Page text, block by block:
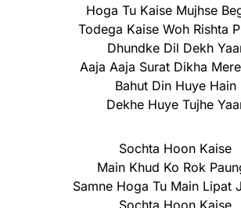
Hoga Tu Kaise Mujhse
Todega Kaise Woh Rishta
Dhundke Dil Dekh
Aaja Aaja Surat Dikha
Bahut Din Huye Hain
Dekhe Huye Tujhe
Sochta Hoon Kaise
Main Khud Ko Rok
Samne Hoga Tu Main Lipat
Sochta Hoon Kaise